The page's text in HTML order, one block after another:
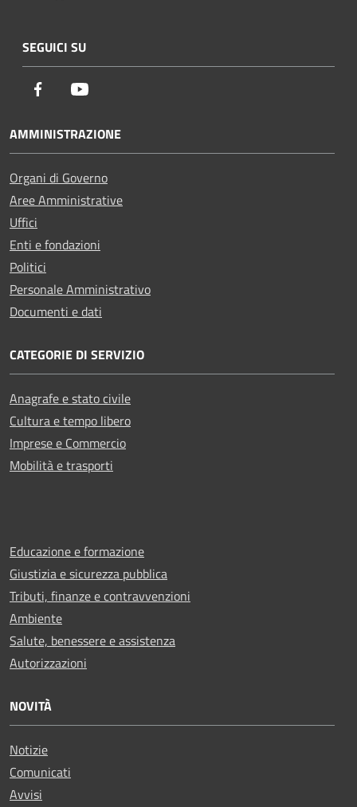
SEGUICI SU
Facebook
AMMINISTRAZIONE
Organi di Governo
Aree Amministrative
Uffici
Enti e fondazioni
Politici
Personale Amministrativo
Documenti e dati
CATEGORIE DI SERVIZIO
Anagrafe e stato civile
Cultura e tempo libero
Imprese e Commercio
Mobilità e trasporti
Educazione e formazione
Giustizia e sicurezza pubblica
Tributi, finanze e contravvenzioni
Ambiente
Salute, benessere e assistenza
Autorizzazioni
NOVITÀ
Notizie
Comunicati
Avvisi